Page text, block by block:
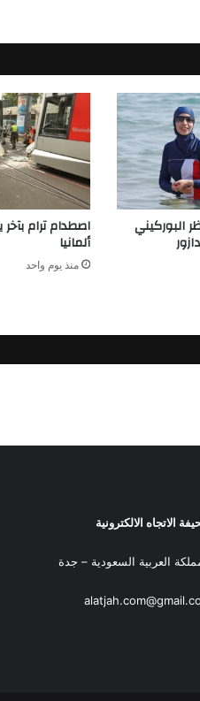
البوركيني
ألمانيا
منذ يوم واحد
الاتجاه الالكترونية
العربية السعودية – جدة